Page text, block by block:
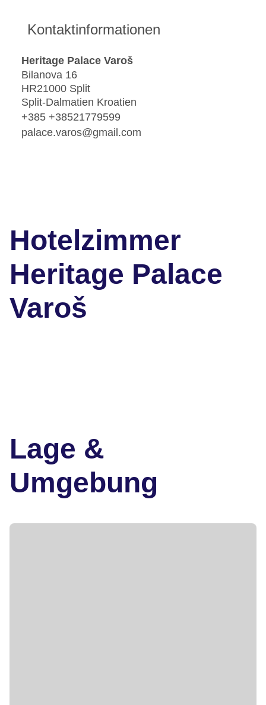
Kontaktinformationen
Heritage Palace Varoš
Bilanova 16
HR21000 Split
Split-Dalmatien Kroatien
+385 +38521779599
palace.varos@gmail.com
Hotelzimmer
Heritage Palace
Varoš
Lage &
Umgebung